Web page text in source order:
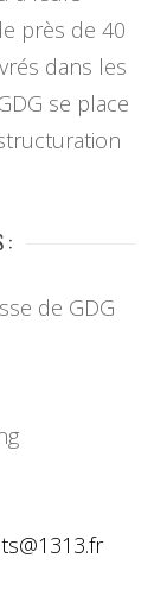
près de 40
dans les
se place
:
de GDG
1313.fr